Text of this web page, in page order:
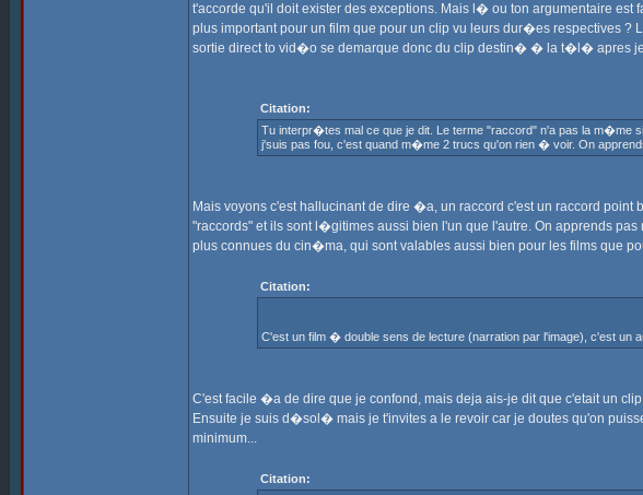
t'accorde qu'il doit exister des exceptions. Mais l� ou ton argumentaire
plus important pour un film que pour un clip vu leurs dur�es respectives
sortie direct to vid�o se demarque donc du clip destin� � la t�l� apres je
Citation:
Tu interpr�tes mal ce que je dit. Le terme "raccord" n'a pas la m�me
j'suis pas fou, c'est quand m�me 2 trucs qu'on rien � voir. On
Mais voyons c'est hallucinant de dire �a, un raccord c'est un raccord
"raccords" et ils sont l�gitimes aussi bien l'un que l'autre. On apprends
plus connues du cin�ma, qui sont valables aussi bien pour les films que
Citation:
C'est un film � double sens de lecture (narration par l'image), c'est un
C'est facile �a de dire que je confond, mais deja ais-je dit que c'etait un
Ensuite je suis d�sol� mais je t'invites a le revoir car je doutes qu'on
minimum...
Citation: